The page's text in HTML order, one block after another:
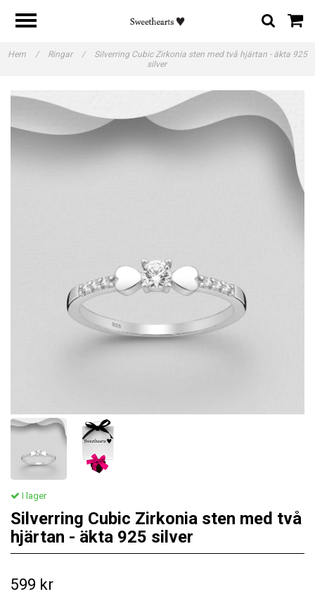
Hem / Ringar /
Silverring Cubic Zirkonia sten med två hjärtan - äkta 925
silver
I lager
Silverring Cubic Zirkonia sten med två
hjärtan - äkta 925 silver
599 kr